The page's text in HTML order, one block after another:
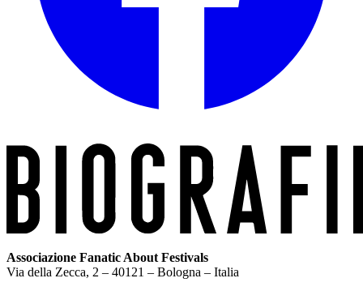
Associazione Fanatic About Festivals
Via della Zecca, 2 – 40121 – Bologna – Italia